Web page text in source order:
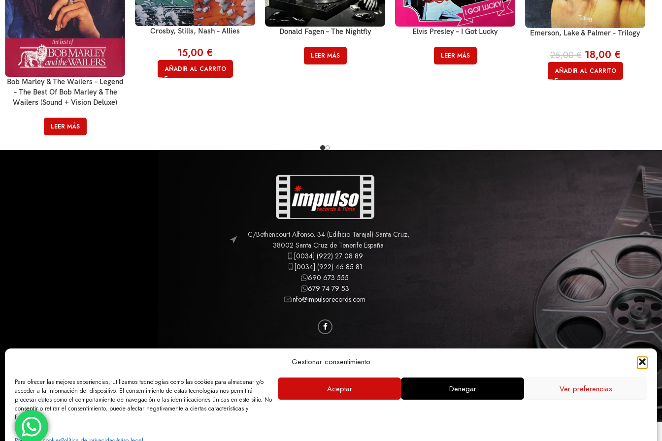
Gestionar consentimiento
Para ofrecer las mejores experiencias, utilizamos tecnologías como las cookies para almacenar y/o
acceder a la información del dispositivo. El consentimiento de estas tecnologías nos permitirá
procesar datos como el comportamiento de navegación o las identificaciones únicas en este sitio. No
consentir o retirar el consentimiento, puede afectar negativamente a ciertas características y
funciones.
Aceptar Denegar Ver preferencias
Bob Marley & The Wailers – Legend
– The Best Of Bob Marley & The
Wailers (Sound + Vision Deluxe)
LEER MÁS
Crosby, Stills, Nash – Allies
15,00 €
AÑADIR AL CARRITO
Donald Fagen – The Nightfly
LEER MÁS
Elvis Presley – I Got Lucky
LEER MÁS
Emerson, Lake & Palmer – Trilogy
25,00€ 18,00 €
AÑADIR AL CARRITO
C/Bethencourt Alfonso, 34 (Edificio Tarajal) Santa Cruz,
38002 Santa Cruz de Tenerife España
[0034] (922) 27 08 89
[0034] (922) 46 85 81
690 673 555
679 74 79 53
info@impulsorecords.com
AVISO LEGAL POLÍTICA DE PRIVACIDAD ACCESIBILIDAD